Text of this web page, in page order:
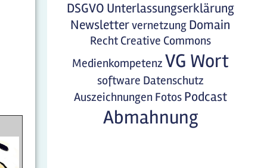
DSGVO Unterlassungserklärung
Newslettervernetzung Domain
Recht Creative Commons
Medienkompetenz VG Wort
software Datenschutz
Auszeichnungen Fotos Podcast
Abmahnung